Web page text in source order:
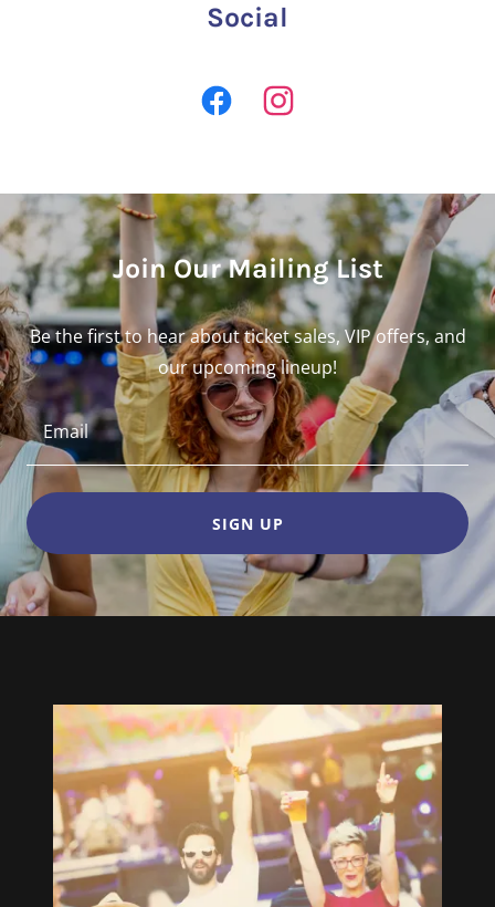
Social
Join Our Mailing List
Be the first to hear about ticket sales, VIP offers, and
our upcoming lineup!
Email
SIGN UP